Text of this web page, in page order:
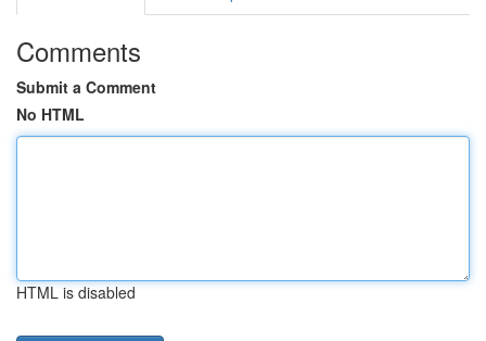
Comments
Submit a Comment
No HTML
HTML is disabled